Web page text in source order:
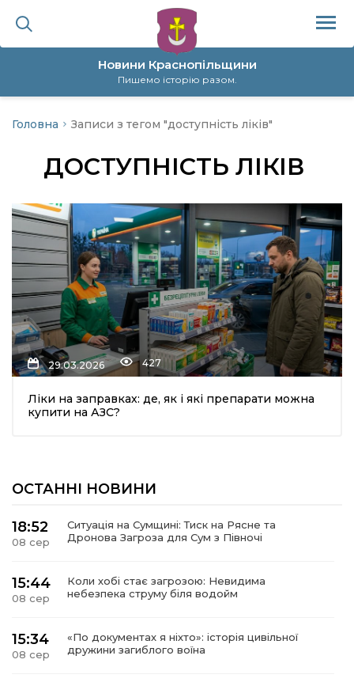
Новини Краснопільщини
Пишемо історію разом.
політика
Головна Записи з тегом "доступність ліків"
ДОСТУПНІСТЬ ЛІКІВ
29.03.2026 427
Ліки на заправках: де, як і які препарати можна
купити на АЗС?
ОСТАННІ НОВИНИ
18:52
08 сер
Ситуація на Сумщині: Тиск на Рясне та
Дронова Загроза для Сум з Півночі
15:44
08 сер
Коли хобі стає загрозою: Невидима
небезпека струму біля водойм
15:34
08 сер
«По документах я ніхто»: історія цивільної
дружини загиблого воїна